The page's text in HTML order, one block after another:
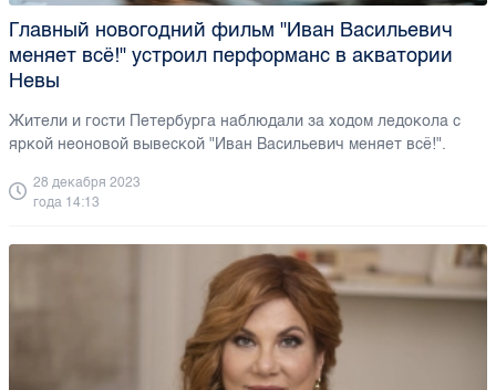
Главный новогодний фильм "Иван Васильевич
меняет всё!" устроил перформанс в акватории
Невы
Жители и гости Петербурга наблюдали за ходом ледокола с
яркой неоновой вывеской "Иван Васильевич меняет всё!".
28 декабря 2023
года 14:13